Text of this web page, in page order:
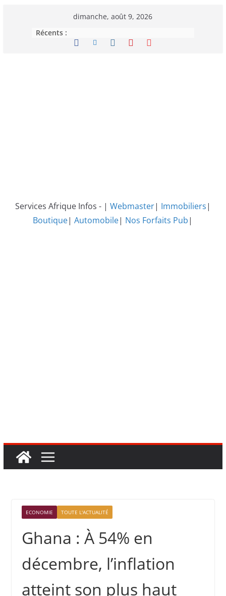
dimanche, août 9, 2026
Récents :
Services Afrique Infos - | Webmaster| Immobiliers|
Boutique|Automobile| Nos Forfaits Pub|
ECONOMIE TOUTE L'ACTUALITÉ
Ghana : À 54% en
décembre, l’inflation
atteint son plus haut